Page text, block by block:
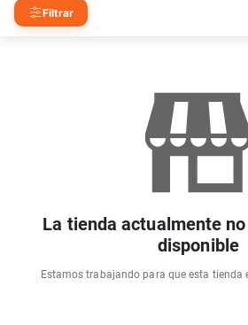
Filtrar
La tienda actualmente
disponible
Estamos trabajando para que esta tienda